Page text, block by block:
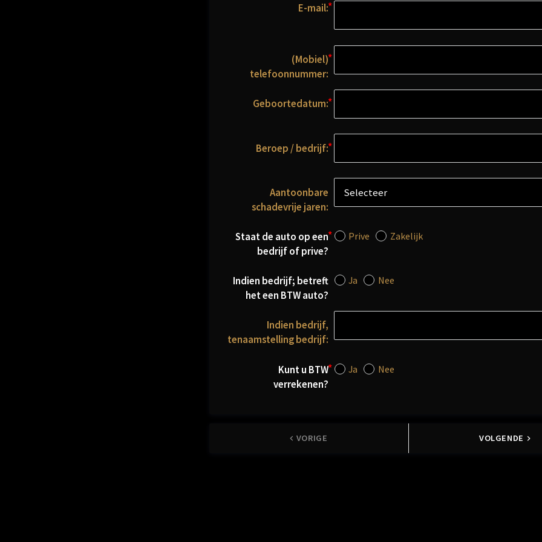
E-mail:
(Mobiel)
telefoonnummer:
Geboortedatum:
Beroep / bedrijf:
Aantoonbare
schadevrije jaren:
Staat de auto op een
bedrijf of prive?
Prive Zakelijk
Indien bedrijf; betreft
het een BTW auto?
Ja Nee
Indien bedrijf,
tenaamstelling bedrijf:
Kunt u BTW
verrekenen?
Ja Nee
keyboard_arrow_left VORIGE VOLGENDE keyboard_arrow_right